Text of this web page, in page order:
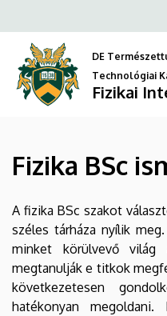
BSc
ismertető
Fizikai
Intézet
a
tartalomra
DE
Technológiai
Fizikai
Fizika BSc
A fizika BSc szakot
széles tárháza nyílik
minket körülvevő
megtanulják e titkok
következetesen
hatékonyan megoldani.